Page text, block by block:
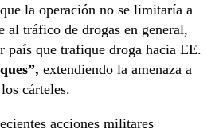
la operación no se limitaría a
al tráfico de drogas en general,
país que trafique droga hacia EE.
extendiendo la amenaza a
cárteles.
acciones militares